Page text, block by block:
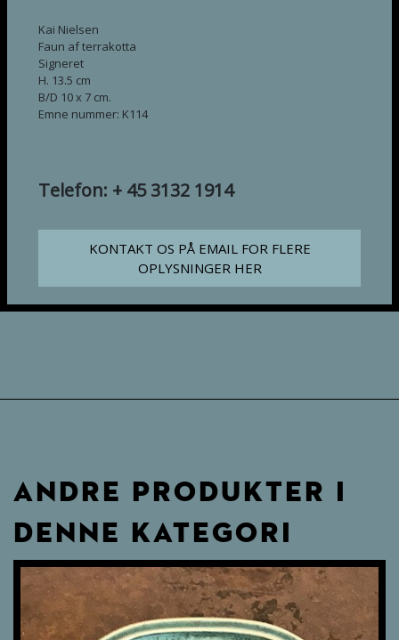
Kai Nielsen
Faun af terrakotta
Signeret
H. 13.5 cm
B/D 10 x 7 cm.
Emne nummer: K114
Telefon: + 45 3132 1914
KONTAKT OS PÅ EMAIL FOR FLERE
OPLYSNINGER HER
ANDRE PRODUKTER I
DENNE KATEGORI